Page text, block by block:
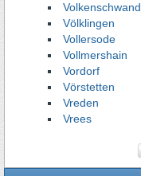
Volkenschwand
Völklingen
Vollersode
Vollmershain
Vordorf
Vörstetten
Vreden
Vrees